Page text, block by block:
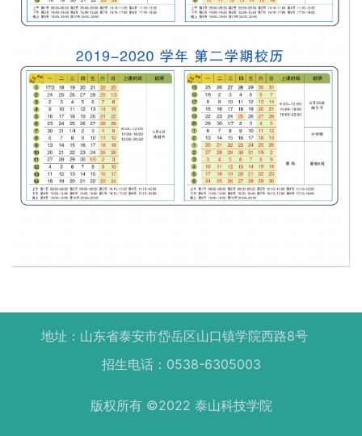
地址：山东省泰安市岱岳区山口镇学院西路8号
招生电话：0538-6305003
版权所有 ©2022 泰山科技学院